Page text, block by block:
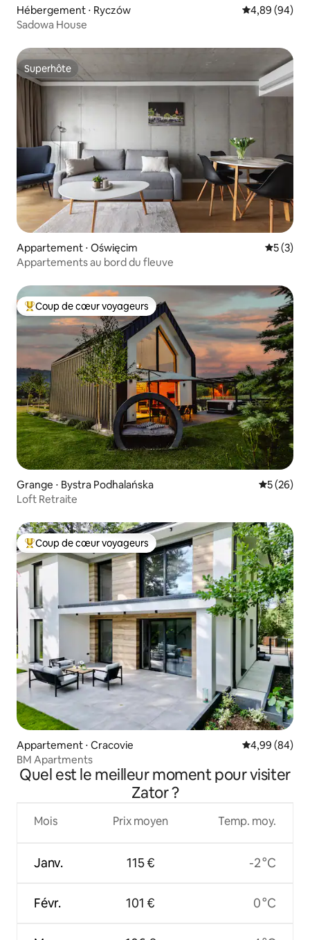
Hébergement ⋅ Ryczów Évaluation
4,89 (94)
Sadowa House
Superhôte
Superhôte
Appartement ⋅ Oświęcim
5 (3)
Appartements au bord du fleuve
Coups de cœur voyageurs les plus appréciés
Coup de cœur voyageurs
Grange ⋅ Bystra Podhalańska
5 (26)
Loft Retraite
Coups de cœur voyageurs les plus appréciés
Coup de cœur voyageurs
Appartement ⋅ Cracovie Évaluation
4,99 (84)
BM Apartments
Quel est le meilleur moment pour visiter
Zator ?
Mois
Janv.
Févr.
Prix moyen
115 €
101 €
Temp. moy.
-2 °C
0 °C